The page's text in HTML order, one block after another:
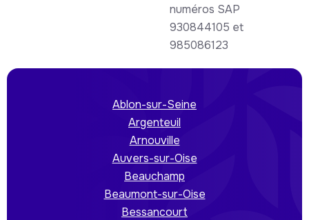
numéros SAP
930844105 et
985086123
Ablon-sur-Seine
Argenteuil
Arnouville
Auvers-sur-Oise
Beauchamp
Beaumont-sur-Oise
Bessancourt